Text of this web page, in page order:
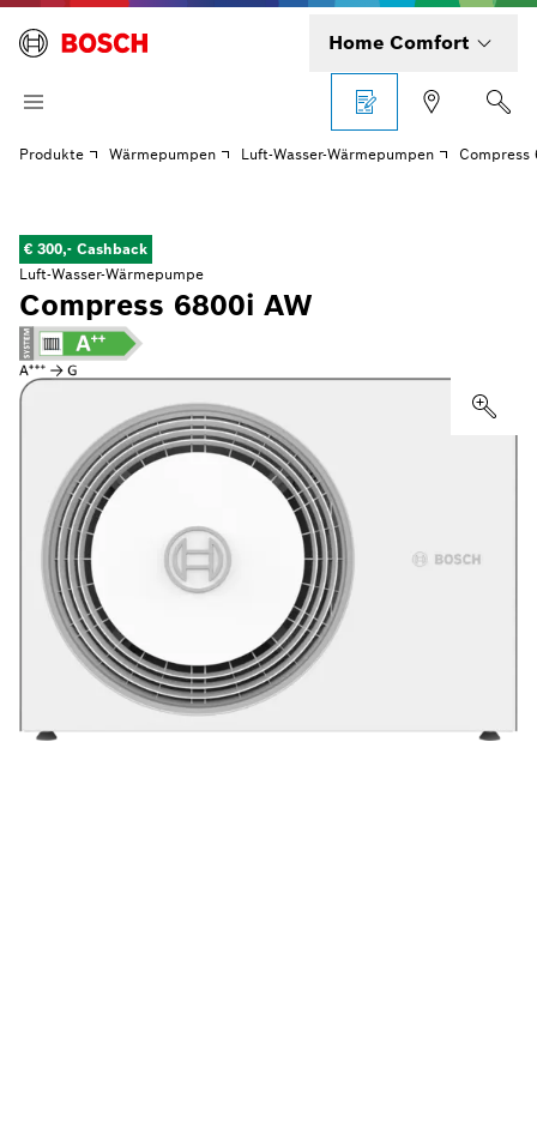
Home Comfort
Produkte Wärmepumpen Luft-Wasser-Wärmepumpen Compress
€ 300,- Cashback
Luft-Wasser-Wärmepumpe
Compress 6800i AW